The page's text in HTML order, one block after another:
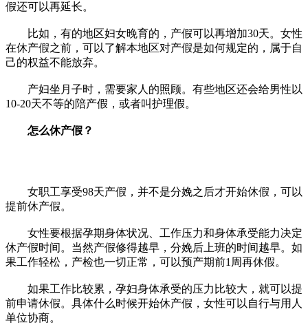
假还可以再延长。
比如，有的地区妇女晚育的，产假可以再增加30天。女性
在休产假之前，可以了解本地区对产假是如何规定的，属于自
己的权益不能放弃。
产妇坐月子时，需要家人的照顾。有些地区还会给男性以
10-20天不等的陪产假，或者叫护理假。
怎么休产假？
女职工享受98天产假，并不是分娩之后才开始休假，可以
提前休产假。
女性要根据孕期身体状况、工作压力和身体承受能力决定
休产假时间。当然产假修得越早，分娩后上班的时间越早。如
果工作轻松，产检也一切正常，可以预产期前1周再休假。
如果工作比较累，孕妇身体承受的压力比较大，就可以提
前申请休假。具体什么时候开始休产假，女性可以自行与用人
单位协商。